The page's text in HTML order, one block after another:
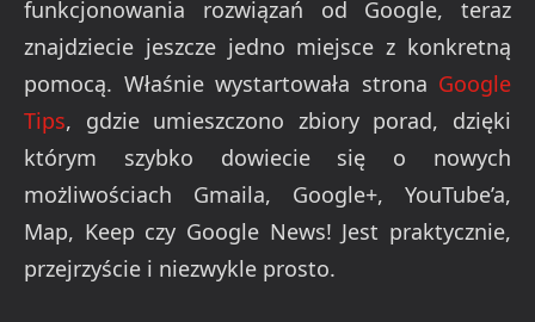
funkcjonowania rozwiązań od Google, teraz
znajdziecie jeszcze jedno miejsce z konkretną
pomocą. Właśnie wystartowała strona Google
Tips, gdzie umieszczono zbiory porad, dzięki
którym szybko dowiecie się o nowych
możliwościach Gmaila, Google+, YouTube’a,
Map, Keep czy Google News! Jest praktycznie,
przejrzyście i niezwykle prosto.